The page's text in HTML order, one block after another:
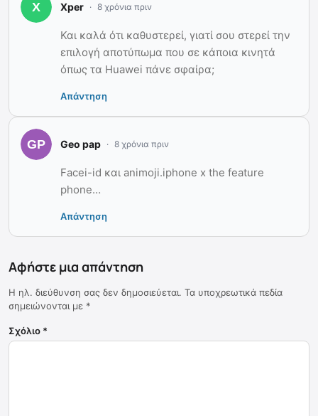
Xper 8 χρόνια πριν
Και καλά ότι καθυστερεί, γιατί σου στερεί την
επιλογή αποτύπωμα που σε κάποια κινητά
όπως τα Huawei πάνε σφαίρα;
Απάντηση
Geo pap 8 χρόνια πριν
Facei-id και animoji.iphone x the feature
phone…
Απάντηση
Αφήστε μια απάντηση
Η ηλ. διεύθυνση σας δεν δημοσιεύεται. Τα υποχρεωτικά πεδία
σημειώνονται με *
Σχόλιο *